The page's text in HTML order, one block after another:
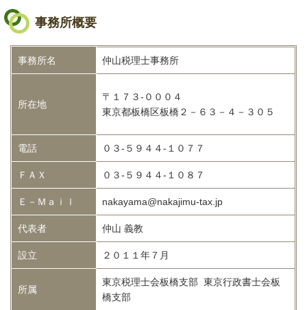
事務所概要
事務所名 仲山税理士事務所
所在地
〒１７３-０００４
東京都板橋区板橋２－６３－４－３０５
電話 ０３-５９４４-１０７７
ＦＡＸ ０３-５９４４-１０８７
Ｅ－Ｍａｉｌ nakayama@nakajimu-tax.jp
代表者 仲山 義教
設立 ２０１１年７月
所属
東京税理士会板橋支部 東京行政書士会板
橋支部